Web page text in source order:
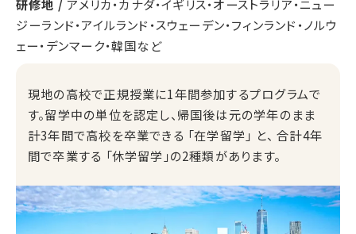
研修地 / アメリカ・カナダ・イギリス・オーストラリア・ニュー
ジーランド・アイルランド・スウェーデン・フィンランド・ノルウ
ェー・デンマーク・韓国など
現地の高校で正規授業に1年間参加するプログラムで
す。留学中の単位を認定し、帰国後は元の学年のまま
計3年間で高校を卒業できる 「在学留学」 と、 合計4年
間で卒業する 「休学留学」の2種類があります。